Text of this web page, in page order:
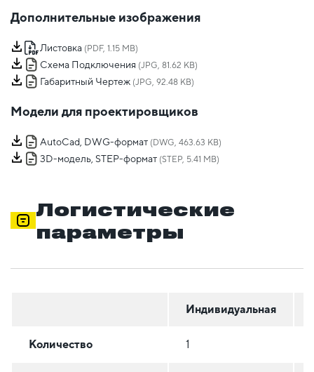
Дополнительные изображения
Листовка (PDF, 1.15 MB)
Схема Подключения (JPG, 81.62 KB)
Габаритный Чертеж (JPG, 92.48 KB)
Модели для проектировщиков
AutoCad, DWG-формат (DWG, 463.63 KB)
3D-модель, STEP-формат (STEP, 5.41 MB)
Логистические
параметры
Индивидуальная
Количество 1